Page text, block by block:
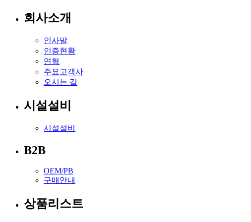
회사소개
인사말
인증현황
연혁
주요고객사
오시는 길
시설설비
시설설비
B2B
OEM/PB
구매안내
상품리스트